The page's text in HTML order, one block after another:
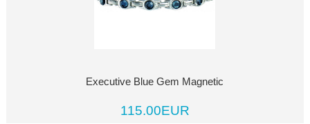
Executive Blue Gem Magnetic
115.00EUR